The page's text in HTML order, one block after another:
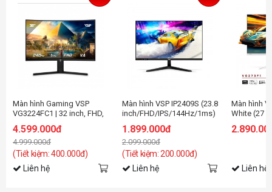
Màn hình Gaming VSP
VG3224FC1 | 32 inch, FHD,
4.599.000đ
4.999.000đ
(Tiết kiệm: 400.000đ)
Liên hệ
Màn hình VSP IP2409S (23.8
inch/FHD/IPS/144Hz/1ms)
1.899.000đ
2.099.000đ
(Tiết kiệm: 200.000đ)
Liên hệ
Màn hình
White (27
Liên hệ